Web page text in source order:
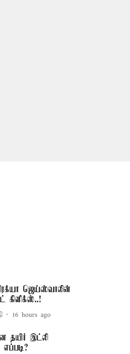
ஜெய்ஸ்வாலின்
கிளிக்ஸ்..!
16 hours ago
தயிர் இட்லி